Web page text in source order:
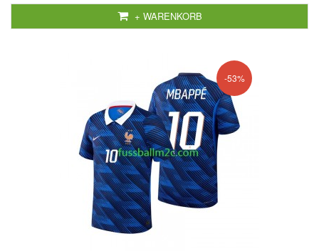
+ WARENKORB
-53%